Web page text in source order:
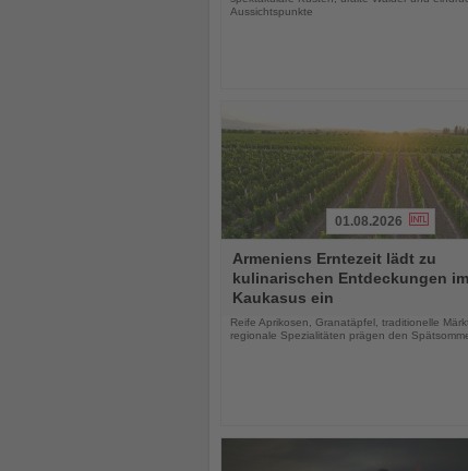
Aussichtspunkte
Sie
die
Nachrichten
01.08.2026
Armeniens Erntezeit lädt zu
kulinarischen Entdeckungen im
Kaukasus ein
Reife Aprikosen, Granatäpfel, traditionelle
regionale Spezialitäten prägen den